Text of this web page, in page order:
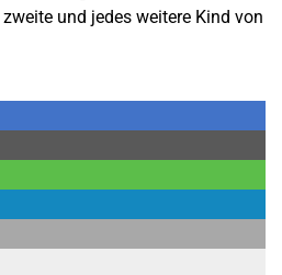
und jedes weitere Kind von